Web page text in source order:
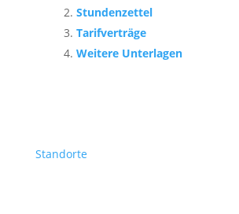
Stundenzettel
Tarifverträge
Weitere Unterlagen
Standorte